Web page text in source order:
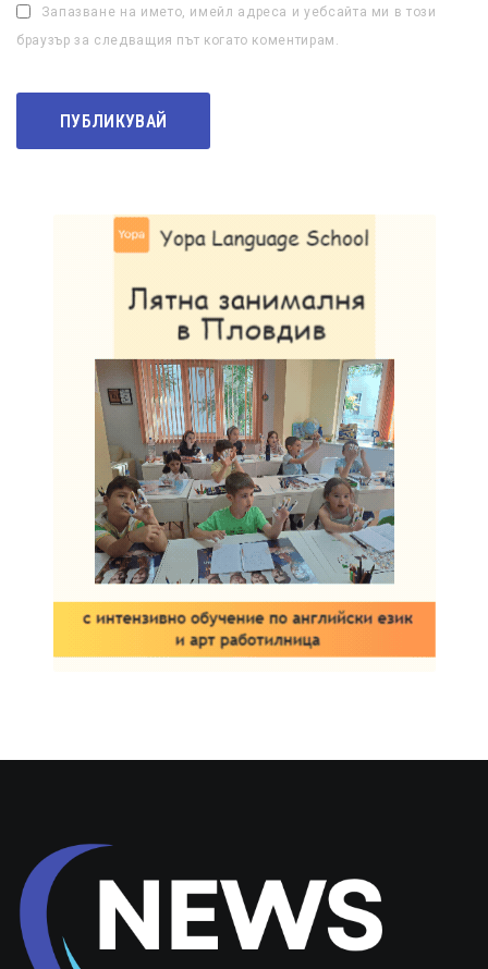
Запазване на името, имейл адреса и уебсайта ми в този
браузър за следващия път когато коментирам.